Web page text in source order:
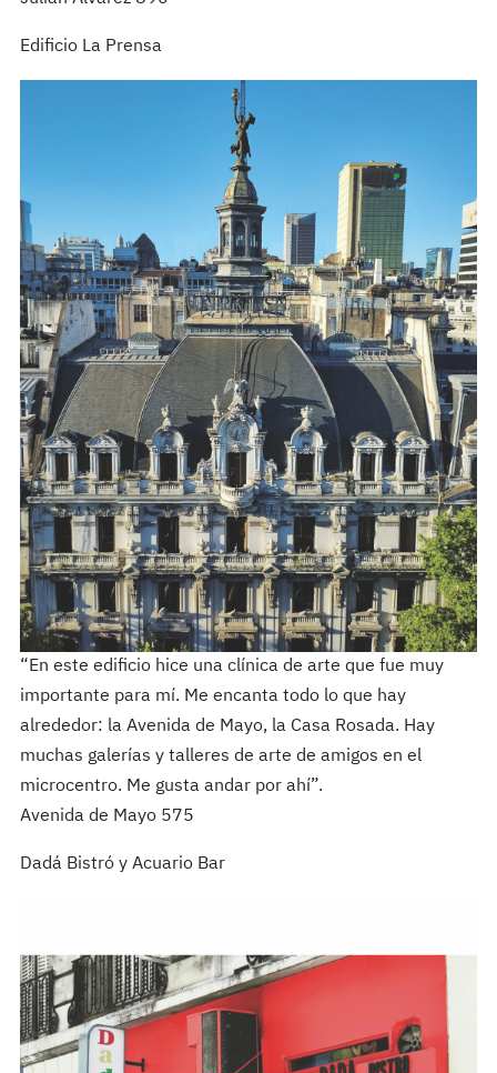
Edificio La Prensa
“En este edificio hice una clínica de arte que fue muy
importante para mí. Me encanta todo lo que hay
alrededor: la Avenida de Mayo, la Casa Rosada. Hay
muchas galerías y talleres de arte de amigos en el
microcentro. Me gusta andar por ahí”.
Avenida de Mayo 575
Dadá Bistró y Acuario Bar